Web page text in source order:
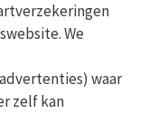
We
waar
zelf kan